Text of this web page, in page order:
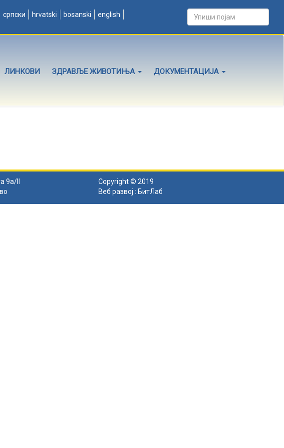
српски hrvatski bosanski english
ЛИНКОВИ ЗДРАВЉЕ ЖИВОТИЊА ДОКУМЕНТАЦИЈА
9а/II
Copyright © 2019
Веб развој : БитЛаб